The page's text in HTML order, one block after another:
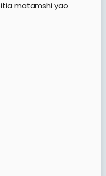
matamshi yao